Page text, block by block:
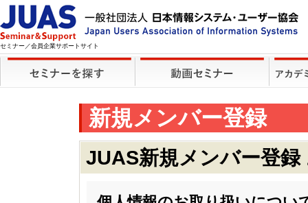
セミナー／会員企業サポートサイト
新規メンバー登録
JUAS新規メンバー登